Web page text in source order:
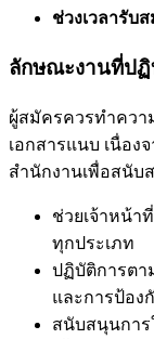
ช่วงเวลารับ
ลักษณะงานที่ป
ผู้สมัครควรทำควา
เอกสารแนบ เนื่อ
สำนักงานเพื่อสนับ
ช่วยเจ้าหน้า
ทุกประเภท
ปฏิบัติการตา
และการป้อง
สนับสนุนการ